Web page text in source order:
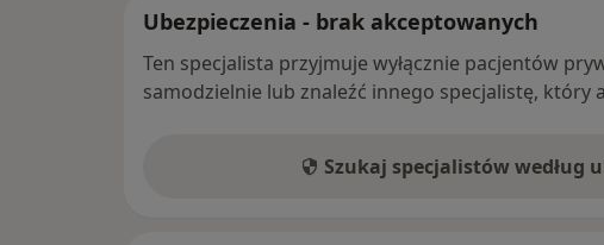
Ubezpieczenia - brak akceptowanych
Ten specjalista przyjmuje wyłącznie pacjentów
samodzielnie lub znaleźć innego specjalistę, który
Szukaj specjalistów według